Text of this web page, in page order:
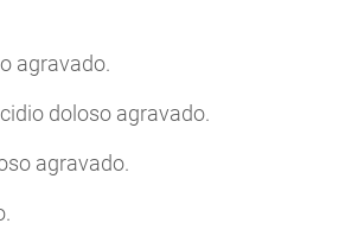
agravado.
doloso agravado.
agravado.